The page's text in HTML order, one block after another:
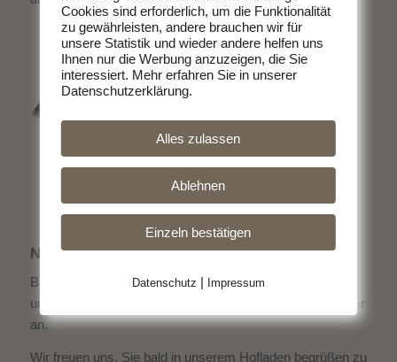
NEWSLETTER
Bleiben Sie immer informiert über die aktuellen Schlacht-
und Verkaufstermine und
melden Sie sich zum Newsletter
an.
Wir freuen uns, Sie bald in unserem Hofladen begrüßen zu
Cookies sind erforderlich, um die Funktionalität
zu gewährleisten, andere brauchen wir für
unsere Statistik und wieder andere helfen uns
Ihnen nur die Werbung anzuzeigen, die Sie
interessiert. Mehr erfahren Sie in unserer
Datenschutzerklärung.
Alles zulassen
Ablehnen
Einzeln bestätigen
Datenschutz | Impressum